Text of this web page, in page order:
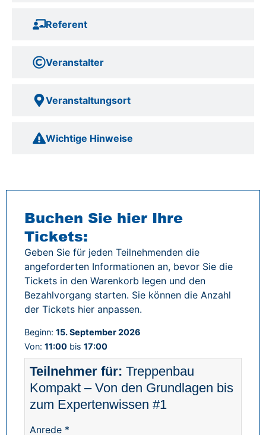
Referent
Veranstalter
Veranstaltungsort
Wichtige Hinweise
Buchen Sie hier Ihre
Tickets:
Geben Sie für jeden Teilnehmenden die
angeforderten Informationen an, bevor Sie die
Tickets in den Warenkorb legen und den
Bezahlvorgang starten. Sie können die Anzahl
der Tickets hier anpassen.
Beginn: 15. September 2026
Von: 11:00 bis 17:00
Treppenbau
Kompakt – Von den Grundlagen bis
zum Expertenwissen #1
Anrede *